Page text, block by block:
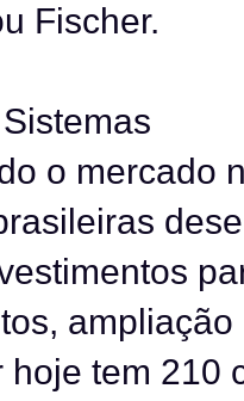
Fischer.
o mercado
hoje tem 210